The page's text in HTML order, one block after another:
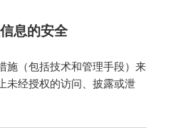
息的安全
施（包括技术和管理手段）来
未经授权的访问、披露或泄